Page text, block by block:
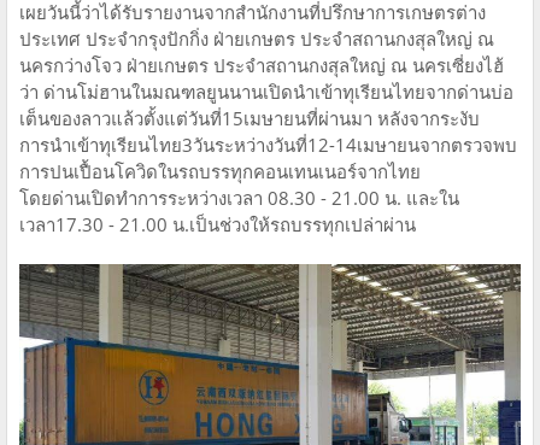
เผยวันนี้ว่าได้รับรายงานจากสํานักงานที่ปรึกษาการเกษตรต่าง
ประเทศ ประจํากรุงปักกิ่ง ฝ่ายเกษตร ประจําสถานกงสุลใหญ่ ณ
นครกว่างโจว ฝ่ายเกษตร ประจําสถานกงสุลใหญ่ ณ นครเซี่ยงไฮ้
ว่า ด่านโม่ฮานในมณฑลยูนนานเปิดนำเข้าทุเรียนไทยจากด่านบ่อ
เต็นของลาวแล้วตั้งแต่วันที่15เมษายนที่ผ่านมา หลังจากระงับ
การนำเข้าทุเรียนไทย3วันระหว่างวันที่12-14เมษายนจากตรวจพบ
การปนเปื้อนโควิดในรถบรรทุกคอนเทนเนอร์จากไทย
โดยด่านเปิดทำการระหว่างเวลา 08.30 - 21.00 น. และใน
เวลา17.30 - 21.00 น.เป็นช่วงให้รถบรรทุกเปล่าผ่าน